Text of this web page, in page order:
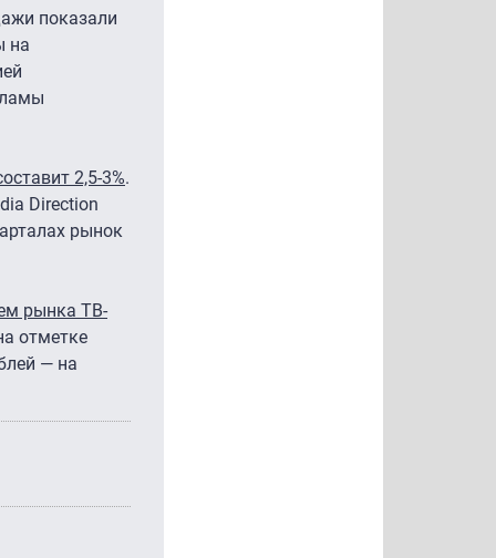
показали
на
2,5-3%.
Direction
рынок
рынка ТВ-
отметке
— на